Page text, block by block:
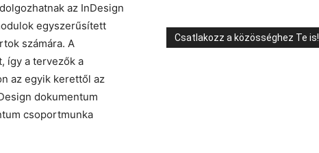
az InDesign
egyszerűsített
számára. A
így a tervezők a
az egyik kerettől az
dokumentum
csoportmunka
Csatlakozz a közösséghez Te is!